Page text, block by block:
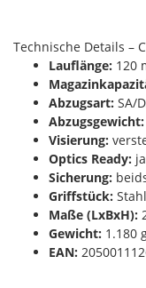
Technische Details –
Lauflänge: 120
Abzugsart: SA/
Abzugsgewicht:
Visierung:
Optics Ready: ja
Sicherung:
Griffstück: Stahl
Maße (LxBxH):
Gewicht: 1.180
EAN: